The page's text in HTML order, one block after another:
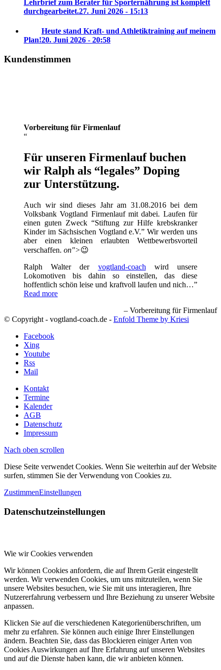
Lehrbrief zum Berater für Sporternährung ist komplett
durchgearbeitet.27. Juni 2026 - 15:13
Heute stand Kraft- und Athletiktraining auf meinem
Plan!20. Juni 2026 - 20:58
Kundenstimmen
Vorbereitung für Firmenlauf
Für unseren Firmenlauf buchen
wir Ralph als “legales” Doping
zur Unterstützung.
Auch wir sind dieses Jahr am 31.08.2016 bei dem
Volksbank Vogtland Firmenlauf mit dabei. Laufen für
einen guten Zweck “Stiftung zur Hilfe krebskranker
Kinder im Sächsischen Vogtland e.V.” Wir werden uns
aber einen kleinen erlaubten Wettbewerbsvorteil
verschaffen. on">😉
Ralph Walter der vogtland-coach wird unsere
Lokomotiven bis dahin so einstellen, das diese
hoffentlich schön leise und kraftvoll laufen und nich…
Read more
Vorbereitung für Firmenlauf
© Copyright - vogtland-coach.de - Enfold Theme by Kriesi
Facebook
Xing
Youtube
Rss
Mail
Kontakt
Termine
Kalender
AGB
Datenschutz
Impressum
Nach oben scrollen
Diese Seite verwendet Cookies. Wenn Sie weiterhin auf der Website
surfen, stimmen Sie der Verwendung von Cookies zu.
ZustimmenEinstellungen
Datenschutzeinstellungen
Wie wir Cookies verwenden
Wir können Cookies anfordern, die auf Ihrem Gerät eingestellt
werden. Wir verwenden Cookies, um uns mitzuteilen, wenn Sie
unsere Websites besuchen, wie Sie mit uns interagieren, Ihre
Nutzererfahrung verbessern und Ihre Beziehung zu unserer Website
anpassen.
Klicken Sie auf die verschiedenen Kategorienüberschriften, um
mehr zu erfahren. Sie können auch einige Ihrer Einstellungen
ändern. Beachten Sie, dass das Blockieren einiger Arten von
Cookies Auswirkungen auf Ihre Erfahrung auf unseren Websites
und auf die Dienste haben kann, die wir anbieten können.